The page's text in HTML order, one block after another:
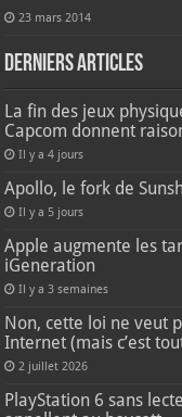
23 mars 2014
Derniers articles
La fin des jeux
Capcom donnent
Il y a 4 jours
Apollo, le fork de
Il y a 5 jours
Apple augmente les
iGeneration
Il y a 3 semaines
Non, cette loi ne veut
Internet (mais c’est
2 juillet 2026
PlayStation 6 sans